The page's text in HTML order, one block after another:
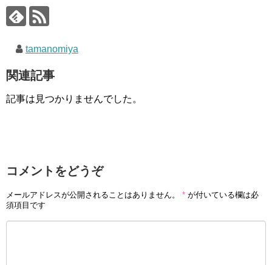
tamanomiya
関連記事
記事は見つかりませんでした。
コメントをどうぞ
メールアドレスが公開されることはありません。 * が付いている欄は必
須項目です